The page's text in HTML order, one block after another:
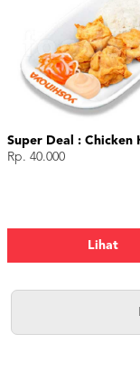
Rp. 40.000
Lihat